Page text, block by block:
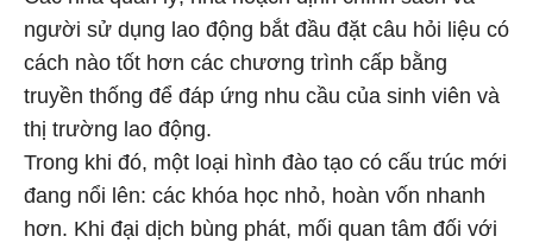
người sử dụng lao động bắt đầu đặt câu hỏi liệu có
cách nào tốt hơn các chương trình cấp bằng
truyền thống để đáp ứng nhu cầu của sinh viên và
thị trường lao động.
Trong khi đó, một loại hình đào tạo có cấu trúc mới
đang nổi lên: các khóa học nhỏ, hoàn vốn nhanh
hơn. Khi đại dịch bùng phát, mối quan tâm đối với